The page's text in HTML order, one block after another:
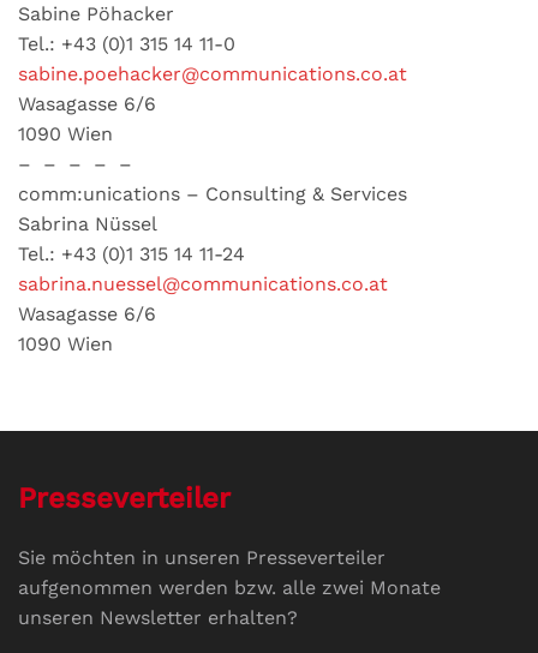
Sabine Pöhacker
Tel.: +43 (0)1 315 14 11-0
sabine.poehacker@communications.co.at
Wasagasse 6/6
1090 Wien
– – – – –
comm:unications – Consulting & Services
Sabrina Nüssel
Tel.: +43 (0)1 315 14 11-24
sabrina.nuessel@communications.co.at
Wasagasse 6/6
1090 Wien
Presseverteiler
Sie möchten in unseren Presseverteiler
aufgenommen werden bzw. alle zwei Monate
unseren Newsletter erhalten?